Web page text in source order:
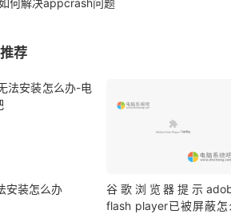
何解决appcrash问题
荐
安装怎么办
谷歌浏览器提示
flash player已被屏蔽怎